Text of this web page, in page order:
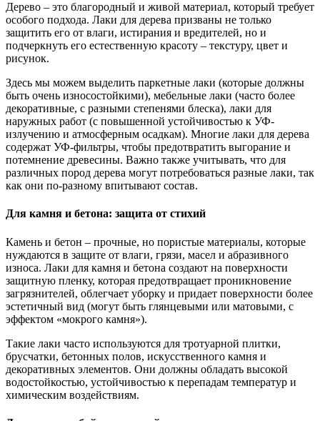
Дерево – это благородный и живой материал, который требует
особого подхода. Лаки для дерева призваны не только
защитить его от влаги, истирания и вредителей, но и
подчеркнуть его естественную красоту – текстуру, цвет и
рисунок.
Здесь мы можем выделить паркетные лаки (которые должны
быть очень износостойкими), мебельные лаки (часто более
декоративные, с разными степенями блеска), лаки для
наружных работ (с повышенной устойчивостью к УФ-
излучению и атмосферным осадкам). Многие лаки для дерева
содержат УФ-фильтры, чтобы предотвратить выгорание и
потемнение древесины. Важно также учитывать, что для
различных пород дерева могут потребоваться разные лаки, так
как они по-разному впитывают состав.
Для камня и бетона: защита от стихий
Камень и бетон – прочные, но пористые материалы, которые
нуждаются в защите от влаги, грязи, масел и абразивного
износа. Лаки для камня и бетона создают на поверхности
защитную пленку, которая предотвращает проникновение
загрязнителей, облегчает уборку и придает поверхности более
эстетичный вид (могут быть глянцевыми или матовыми, с
эффектом «мокрого камня»).
Такие лаки часто используются для тротуарной плитки,
брусчатки, бетонных полов, искусственного камня и
декоративных элементов. Они должны обладать высокой
водостойкостью, устойчивостью к перепадам температур и
химическим воздействиям.